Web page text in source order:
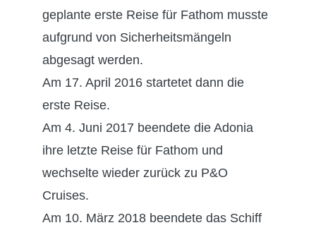
geplante erste Reise für Fathom musste
aufgrund von Sicherheitsmängeln
abgesagt werden.
Am 17. April 2016 startetet dann die
erste Reise.
Am 4. Juni 2017 beendete die Adonia
ihre letzte Reise für Fathom und
wechselte wieder zurück zu P&O
Cruises.
Am 10. März 2018 beendete das Schiff